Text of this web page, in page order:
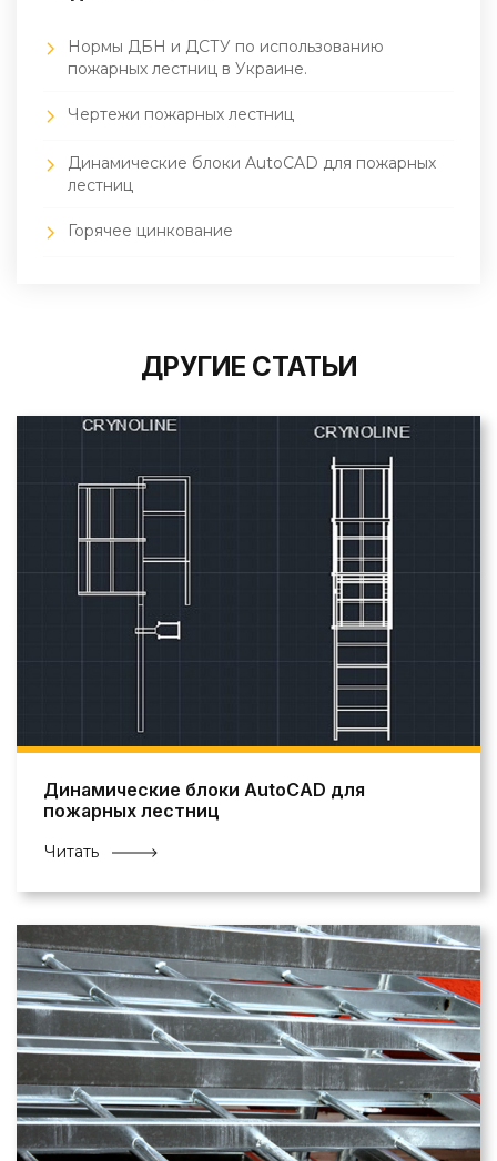
Нормы ДБН и ДСТУ по использованию
пожарных лестниц в Украине.
Чертежи пожарных лестниц
Динамические блоки AutoCAD для пожарных
лестниц
Горячее цинкование
ДРУГИЕ СТАТЬИ
Динамические блоки AutoCAD для
пожарных лестниц
Читать